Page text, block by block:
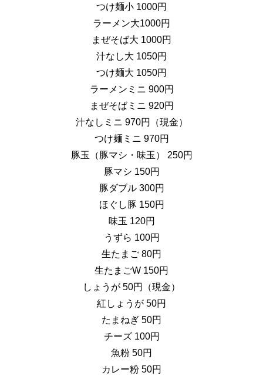
つけ麺小 1000円
ラーメン大1000円
まぜそば大 1000円
汁なし大 1050円
つけ麺大 1050円
ラーメンミニ 900円
まぜそばミニ 920円
汁なしミニ 970円（現金）
つけ麺ミニ 970円
豚玉（豚マシ・味玉） 250円
豚マシ 150円
豚ダブル 300円
ほぐし豚 150円
味玉 120円
うずら 100円
生たまご 80円
生たまごW 150円
しょうが 50円（現金）
紅しょうが 50円
たまねぎ 50円
チーズ 100円
魚粉 50円
カレー粉 50円